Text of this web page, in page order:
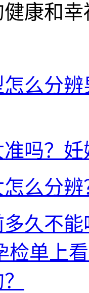
康和
么分
吗？
么分
多久不
检单上